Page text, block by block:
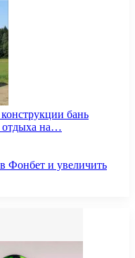
бань
отдыха на…
Фонбет и увеличить